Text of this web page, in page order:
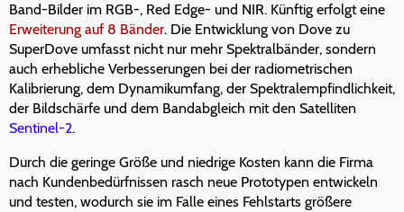
Band-Bilder im RGB-, Red Edge- und NIR. Künftig erfolgt eine
Erweiterung auf 8 Bänder. Die Entwicklung von Dove zu
SuperDove umfasst nicht nur mehr Spektralbänder, sondern
auch erhebliche Verbesserungen bei der radiometrischen
Kalibrierung, dem Dynamikumfang, der Spektralempfindlichkeit,
der Bildschärfe und dem Bandabgleich mit den Satelliten
Sentinel-2.
Durch die geringe Größe und niedrige Kosten kann die Firma
nach Kundenbedürfnissen rasch neue Prototypen entwickeln
und testen, wodurch sie im Falle eines Fehlstarts größere